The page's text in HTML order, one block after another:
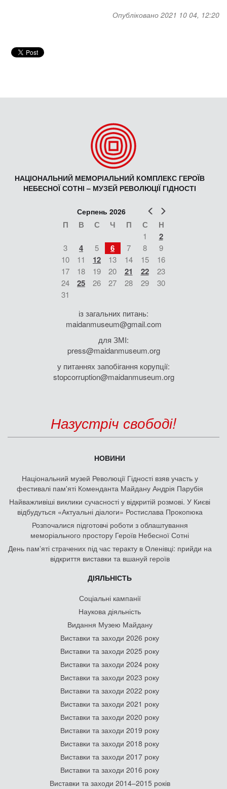
Опубліковано 2021 10 04, 12:20
НАЦІОНАЛЬНИЙ МЕМОРІАЛЬНИЙ КОМПЛЕКС ГЕРОЇВ
НЕБЕСНОЇ СОТНІ – МУЗЕЙ РЕВОЛЮЦІЇ ГІДНОСТІ
Попер
Серпень 2026
П В С Ч П С Н
1 2
3 4 5 6 7 8
9
10
11 12 13 14 15
16
17
18 19 20 21 22
23
24
25 26 27 28 29
30
31
із загальних питань:
maidanmuseum@gmail.com
для ЗМІ:
press@maidanmuseum.org
у питаннях запобігання корупції:
stopcorruption@maidanmuseum.org
Назустріч свободі!
НОВИНИ
Національний музей Революції Гідності взяв участь у
фестивалі пам'яті Коменданта Майдану Андрія Парубія
Найважливіші виклики сучасності у відкритій розмові. У Києві
відбудуться «Актуальні діалоги» Ростислава Прокопюка
Розпочалися підготовчі роботи з облаштування
меморіального простору Героїв Небесної Сотні
День памʼяті страчених під час теракту в Оленівці: прийди на
відкриття виставки та вшануй героїв
ДІЯЛЬНІСТЬ
Соціальні кампанії
Наукова діяльність
Видання Музею Майдану
Виставки та заходи 2026 року
Виставки та заходи 2025 року
Виставки та заходи 2024 року
Виставки та заходи 2023 року
Виставки та заходи 2022 року
Виставки та заходи 2021 року
Виставки та заходи 2020 року
Виставки та заходи 2019 року
Виставки та заходи 2018 року
Виставки та заходи 2017 року
Виставки та заходи 2016 року
Виставки та заходи 2014–2015 років